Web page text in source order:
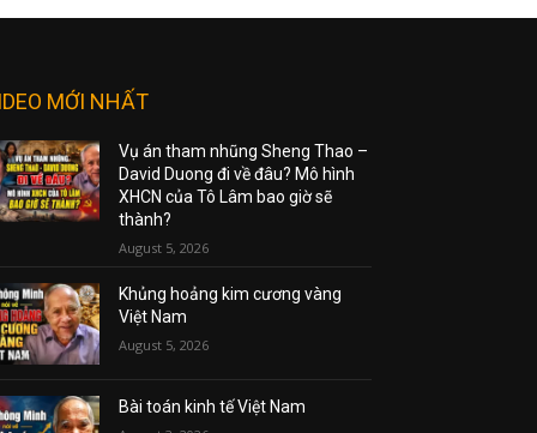
MỚI NHẤT
Vụ án tham nhũng Sheng Thao –
David Duong đi về đâu? Mô hình
XHCN của Tô Lâm bao giờ sẽ
thành?
August 5, 2026
Khủng hoảng kim cương vàng
Việt Nam
August 5, 2026
Bài toán kinh tế Việt Nam